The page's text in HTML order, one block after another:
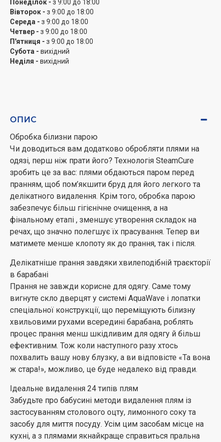
позбавить вас від плям 24 різних типів, тож більше
не потрібно обробляти їх чимось заздалегідь.
Ідеальна чистота лише за 28 хвилин
Якщо ви не хочете чекати цілу вічність, доки пральна
машина закінчить свою роботу, спробуйте програму
як ви встигнете подивитися чергову півгодинну серію
2 кг чистої білизни за 14 хвилин
Не весь одяг потребує інтенсивного прання. Іноді
достатньо просто швидкого очищення. Програма
Експрес-14 хвилин дає змогу випрати до 2 кілограмів
білизни лише за 14 хвилин. Якщо вимірювання в
кілограмах не дуже вас вразило, то це приблизно 20
футболок. Цього більше ніж достатньо, щоб вам було
в чому вийти в справах або на прогулянку.
Дуже ефективне прання, на 75% менше
енергоспоживання
Програма CoolClean дозволяє прати бавовняні речі
звичайного ступеня забрудненості в стандартному
режимі, витрачаючи на це лише частку необхідної
електроенергії. Завдяки двом надзвичайно
ефективним насадкам вода та засіб для прання
значно краще проникають усередину одягу,
потребуючи менш теплої води (прання відбувається
за температури лише 20°C, але результат можна
порівняти з пранням за 40°C), унаслідок чого
наступний рахунок за електроенергію дуже вас
здивує.
Понеділок - з 9:00 до 18:00
Вівторок - з 9:00 до 18:00
Середа - з 9:00 до 18:00
Четвер - з 9:00 до 18:00
П'ятниця - з 9:00 до 18:00
Субота - вихідний
Неділя - вихідний
ОПИС
Обробка білизни парою
Чи доводиться вам додатково обробляти плями на
одязі, перш ніж прати його? Технологія SteamCure
зробить це за вас: плями обдаються паром перед
пранням, щоб пом’якшити бруд для його легкого та
делікатного видалення. Крім того, обробка парою
забезпечує більш гігієнічне очищення, а на
фінальному етапі , зменшує утворення складок на
речах, що значно полегшує їх прасування. Тепер ви
матимете менше клопоту як до прання, так і після.
Делікатніше прання завдяки хвилеподібній траєкторії
в барабані
Прання не завжди корисне для одягу. Саме тому
вигнуте скло дверцят у системі AquaWave і лопатки
спеціальної конструкції, що переміщують білизну
хвильовими рухами всередині барабана, роблять
процес прання менш шкідливим для одягу й більш
ефективним. Тож коли наступного разу хтось
похвалить вашу нову блузку, а ви відповісте «Та вона
ж стара!», можливо, це буде недалеко від правди.
Ідеальне видалення 24 типів плям
Забудьте про бабусині методи видалення плям із
застосуванням столового оцту, лимонного соку та
засобу для миття посуду. Усім цим засобам місце на
кухні, а з плямами якнайкраще справиться пральна